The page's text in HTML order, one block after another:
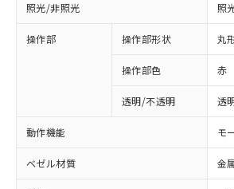
照光/非照光 照
操作部 操作部形状 丸
操作部色 赤
透明/不透明 透
動作機能 モ
ベゼル材質 金